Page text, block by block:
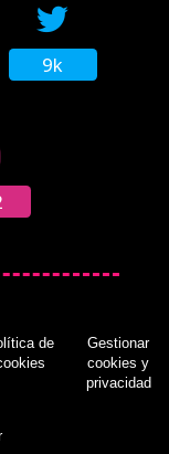
9k
de
Gestionar
cookies y
privacidad